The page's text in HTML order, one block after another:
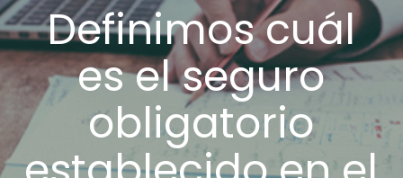
Definimos cuál
es el seguro
obligatorio